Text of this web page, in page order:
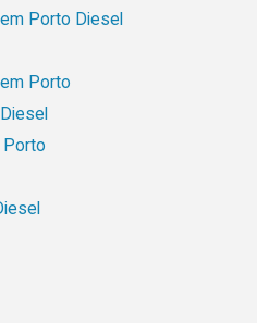
Porto Diesel
Porto
Porto